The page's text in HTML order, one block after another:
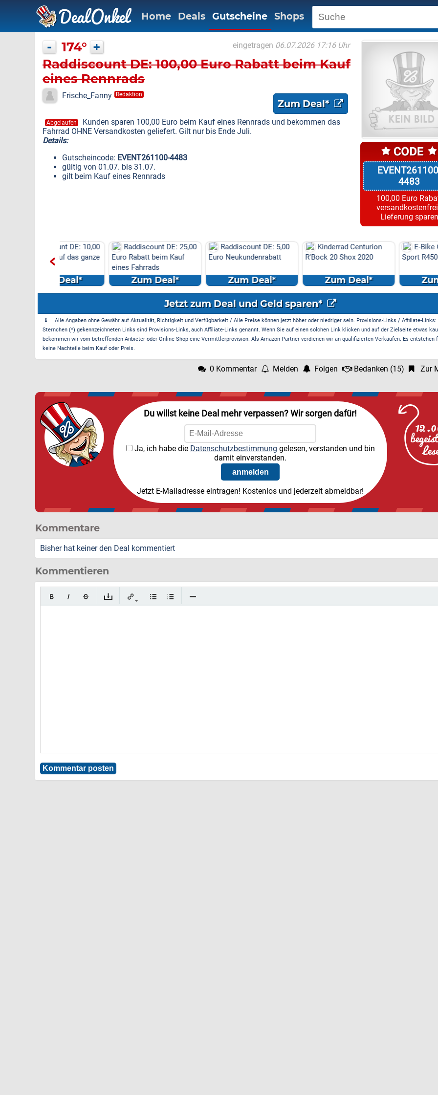
Home Deals Gutscheine Shops
4483
100,00 Euro
Lieferung sparen
- 174° + eingetragen 06.07.2026 17:16 Uhr
Raddiscount DE: 100,00 Euro Rabatt beim Kauf
eines Rennrads
Frische_Fanny Redaktion
Zum Deal*
Abgelaufen
Kunden sparen 100,00 Euro beim Kauf eines Rennrads und bekommen das
Fahrrad OHNE Versandkosten geliefert. Gilt nur bis Ende Juli.
Details:
Gutscheincode: EVENT261100-4483
gültig von 01.07. bis 31.07.
gilt beim Kauf eines Rennrads
auf das ganze
Raddiscount DE: 25,00
Euro Rabatt beim Kauf
eines Fahrrads
Zum Deal*
Raddiscount DE: 5,00
Euro Neukundenrabatt
Zum Deal*
Kinderrad Centurion
R'Bock 20 Shox 2020
Zum Deal*
E-Bike Centurion E-
Sport R4500I DX 2018
Zum Deal*
Jetzt zum Deal und Geld sparen*
Alle Angaben ohne Gewähr auf Aktualität, Richtigkeit und Verfügbarkeit / Alle Preise können jetzt höher oder niedriger sein. Provisions-Links / Affiliate-
Sternchen (*) gekennzeichneten Links sind Provisions-Links, auch Affiliate-Links genannt. Wenn Sie auf einen solchen Link klicken und auf der Zielseite etwas
bekommen wir vom betreffenden Anbieter oder Online-Shop eine Vermittlerprovision. Als Amazon-Partner verdienen wir an qualifizierten Verkäufen. Es entstehen
keine Nachteile beim Kauf oder Preis.
0 Kommentar Melden Folgen Bedanken (15) Zur
Du willst keine Deal mehr verpassen? Wir sorgen dafür!
Ja, ich habe die Datenschutzbestimmung gelesen, verstanden und bin
damit einverstanden.
Jetzt E-Mailadresse eintragen! Kostenlos und jederzeit abmeldbar!
Kommentare
Bisher hat keiner den Deal kommentiert
Kommentieren